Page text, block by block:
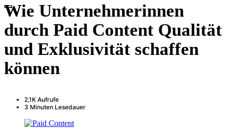
Wie Unternehmerinnen
durch Paid Content Qualität
und Exklusivität schaffen
können
2,1K Aufrufe
3 Minuten Lesedauer